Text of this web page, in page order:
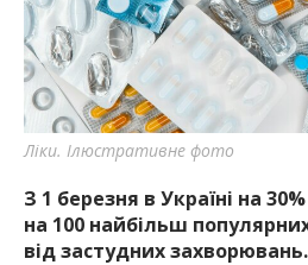
міста
Ліки. Ілюстративне фото
З 1 березня в Україні на
на 100 найбільш
від застудних захворювань.